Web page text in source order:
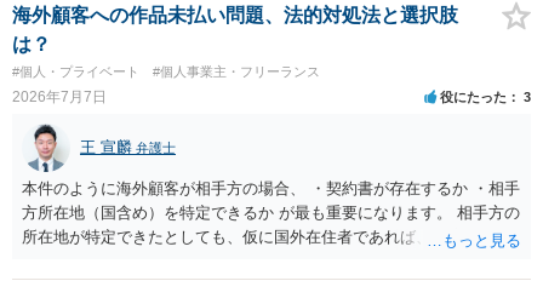
工場見学等のアクティビティは、旅行商品ではなく授業に付随した無
償の交流・学習機会として整理すること。 ・宿泊・交通・レンタカー
等の契約主体および支払は常にクライアント本人と事業者の間で完結
させ、日本語講師は予約手続や支払の代理・媒介・取次・窓口を担わ
ないこと。 ・利用規約・免責条項では、①講師は旅行業者ではなく運
送・宿泊等のサービス提供者とは独立した立場であること、②参加者
の移動・アクティビティ参加は自己の判断と責任によること、③講師
の故意・重大な過失を除く範囲で事故等についての責任を限定するこ
とを明示すること。 この辺りは意識して書類等を作成された方がよろ
しいかと思います。 公開の場で個別具体的な内容に従って回答するの
にも限界がありますので、資料などを持参の上、弁護士の相談される
ことをお勧めします。
海外顧客への作品未払い問題、法的対処法と選択肢
は？
#個人・プライベート #個人事業主・フリーランス
2026年7月7日 役にたった 3
王 宣麟 弁護士
本件のように海外顧客が相手方の場合、 ・契約書が存在するか ・相手
方所在地（国含め）を特定できるか が最も重要になります。 相手方の
所在地が特定できたとしても、仮に国外在住者であれば、当該国の弁
なければなりませんが、海外弁護士は一般的に、日本の弁護士よりも